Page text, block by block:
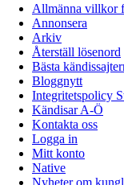
Allmänna villkor
Annonsera
Arkiv
Återställ lösenord
Bästa
Bloggnytt
Integritetspolicy
Kändisar A-Ö
Kontakta oss
Logga in
Mitt konto
Native
Nyheter om